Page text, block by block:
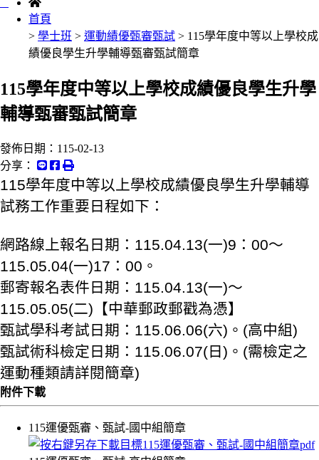
首頁
> 學士班 > 運動績優甄審甄試 > 115學年度中等以上學校成
績優良學生升學輔導甄審甄試簡章
115學年度中等以上學校成績優良學生升學
輔導甄審甄試簡章
發佈日期： 115-02-13
分享：
115學年度中等以上學校成績優良學生升學輔導
試務工作重要日程如下：
網路線上報名日期：115.04.13(一)9：00～
115.05.04(一)17：00。
郵寄報名表件日期：115.04.13(一)～
115.05.05(二)【中華郵政郵戳為憑】
甄試學科考試日期：115.06.06(六)。(高中組)
甄試術科檢定日期：115.06.07(日)。(需檢定之
運動種類請詳閱簡章)
附件下載
115運優甄審、甄試-國中組簡章